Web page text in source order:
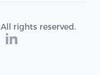
rights reserved.